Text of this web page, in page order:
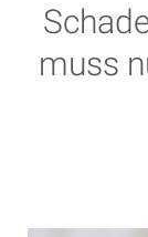
muss